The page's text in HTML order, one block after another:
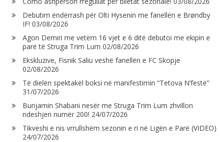
Debutim ëndërrash për Olti Hysenin me fanellën e Brøndby
IF! 03/08/2026
Agon Demiri me vetëm 16 vjet e 6 ditë debutoi me ekipin e
parë të Struga Trim Lum 02/08/2026
Ekskluzive, Fisnik Saliu veshë fanellën e FC Skopje
02/08/2026
Të dielën spektakël boksi në manifestimin “Tetova N’festë”
31/07/2026
Bunjamin Shabani nesër me Struga Trim Lum zhvillon
ndeshjen numër 200! 24/07/2026
Tikveshi e nis vrrullshëm sezonin e ri në Ligën e Parë (VIDEO)
24/07/2026